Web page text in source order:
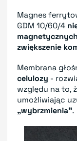
Magnes
GDM 10/60/4
magnetycznych
zwiększenie
Membrana
celulozy -
względu na to,
umożliwiając
„wybrzmienia”.